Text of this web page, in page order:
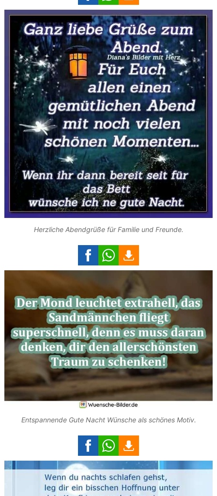
Herzliche Abendgrüße für Familie und Freunde.
Entspannende Gute Nacht Wünsche als schönes Motiv.